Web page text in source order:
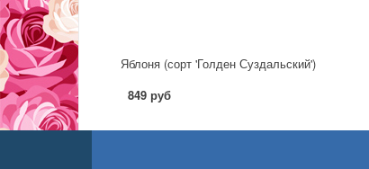
Яблоня (сорт 'Голден Суздальский')
849 руб